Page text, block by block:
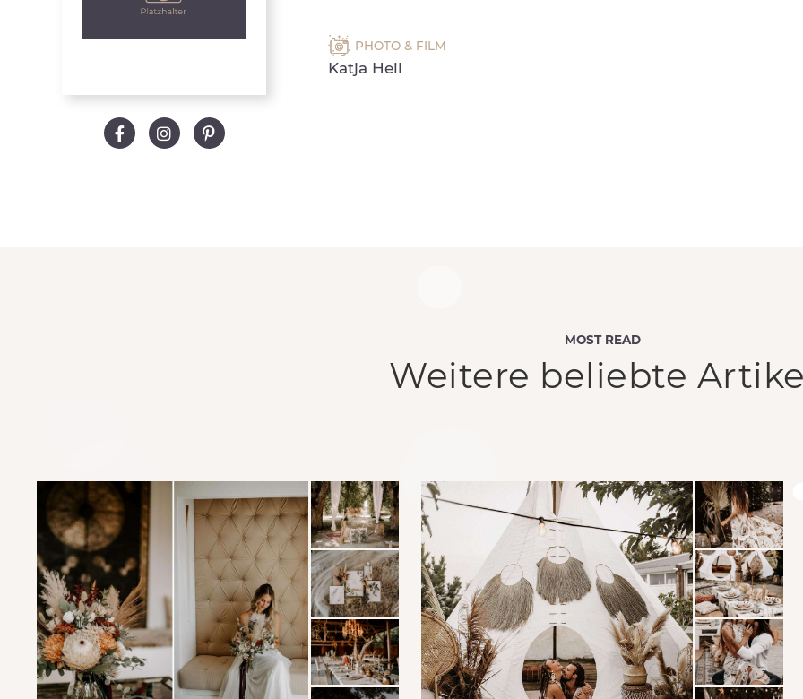
PHOTO & FILM
Katja Heil
MOST READ
Weitere beliebte